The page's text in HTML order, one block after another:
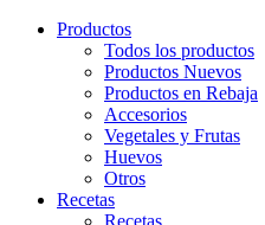
Productos
Todos los productos
Productos Nuevos
Productos en Rebaja
Accesorios
Vegetales y Frutas
Huevos
Otros
Recetas
Recetas